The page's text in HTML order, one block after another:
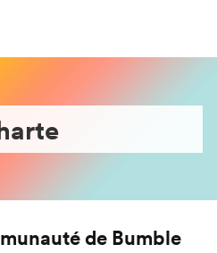
de Bumble